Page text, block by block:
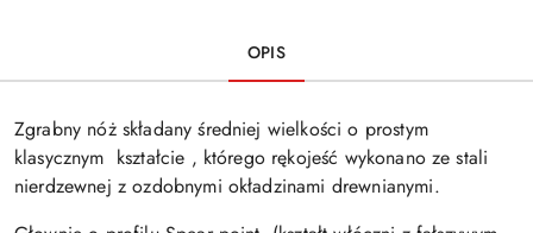
OPIS
Zgrabny nóż składany średniej wielkości o prostym
klasycznym kształcie , którego rękojeść wykonano ze stali
nierdzewnej z ozdobnymi okładzinami drewnianymi.